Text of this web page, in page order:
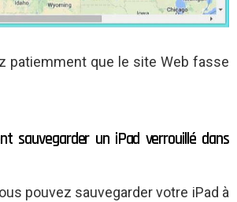
patiemment que le site Web fasse
sauvegarder un iPad verrouillé dans
pouvez sauvegarder votre iPad à